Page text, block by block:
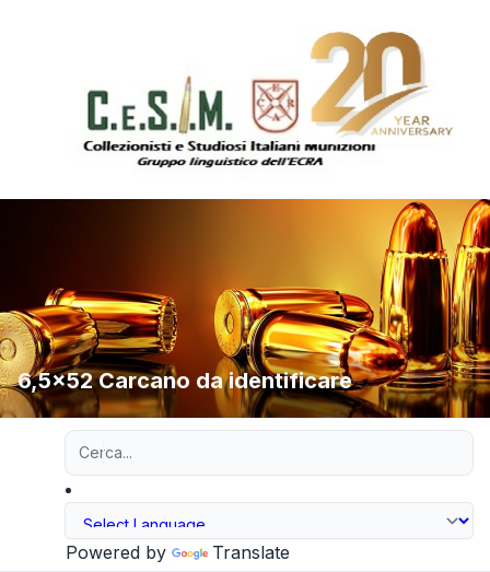
6,5x52 Carcano da identificare
Powered by Translate